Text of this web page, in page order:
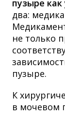
пузыре
два:
не только
пузыре.
К
в мочевом